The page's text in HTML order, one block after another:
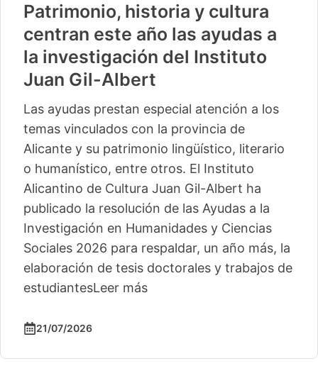
Patrimonio, historia y cultura
centran este año las ayudas a
la investigación del Instituto
Juan Gil-Albert
Las ayudas prestan especial atención a los
temas vinculados con la provincia de
Alicante y su patrimonio lingüístico, literario
o humanístico, entre otros. El Instituto
Alicantino de Cultura Juan Gil-Albert ha
publicado la resolución de las Ayudas a la
Investigación en Humanidades y Ciencias
Sociales 2026 para respaldar, un año más, la
elaboración de tesis doctorales y trabajos de
estudiantesLeer más
21/07/2026